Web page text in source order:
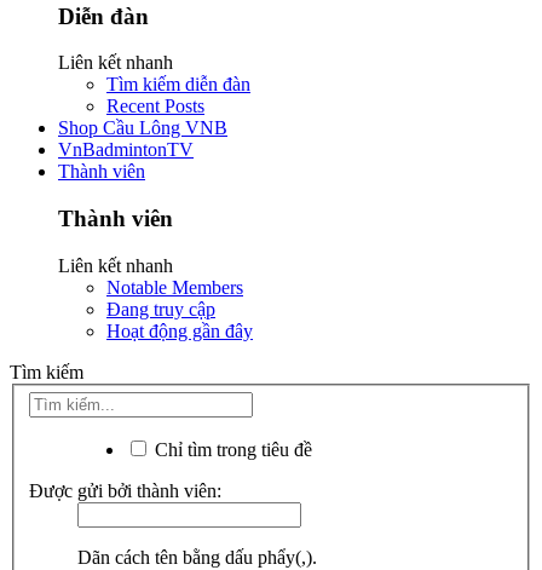
Diễn đàn
Liên kết nhanh
Tìm kiếm diễn đàn
Recent Posts
Shop Cầu Lông VNB
VnBadmintonTV
Thành viên
Thành viên
Liên kết nhanh
Notable Members
Đang truy cập
Hoạt động gần đây
Tìm kiếm
Chỉ tìm trong tiêu đề
Được gửi bởi thành viên:
Dãn cách tên bằng dấu phẩy(,).